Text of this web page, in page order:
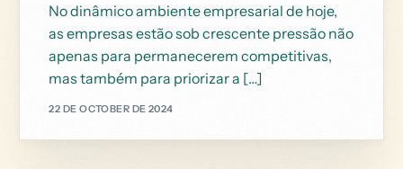
No dinâmico ambiente empresarial de hoje,
as empresas estão sob crescente pressão não
apenas para permanecerem competitivas,
mas também para priorizar a […]
22 DE OCTOBER DE 2024